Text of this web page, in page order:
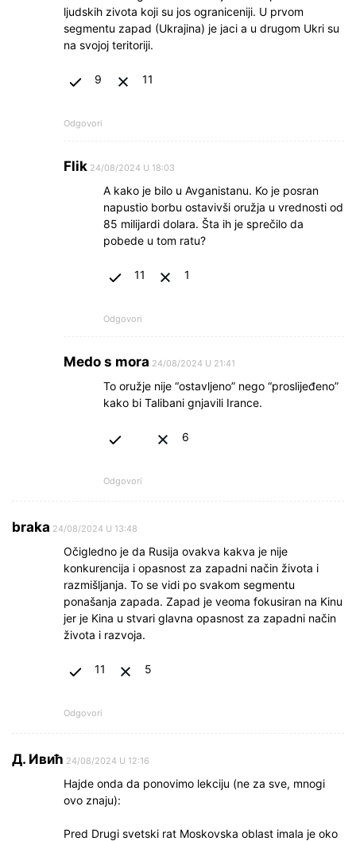
ljudskih zivota koji su jos ograniceniji. U prvom
segmentu zapad (Ukrajina) je jaci a u drugom Ukri su
na svojoj teritoriji.
9 11
Odgovori
Flik 24/08/2024 U 18:03
A kako je bilo u Avganistanu. Ko je posran
napustio borbu ostavivši oružja u vrednosti od
85 milijardi dolara. Šta ih je sprečilo da
pobede u tom ratu?
11 1
Odgovori
Medo s mora 24/08/2024 U 21:41
To oružje nije “ostavljeno” nego “proslijeđeno”
kako bi Talibani gnjavili Irance.
6
Odgovori
braka 24/08/2024 U 13:48
Očigledno je da Rusija ovakva kakva je nije
konkurencija i opasnost za zapadni način života i
razmišljanja. To se vidi po svakom segmentu
ponašanja zapada. Zapad je veoma fokusiran na Kinu
jer je Kina u stvari glavna opasnost za zapadni način
života i razvoja.
11 5
Odgovori
Д. Ивић 24/08/2024 U 12:16
Hajde onda da ponovimo lekciju (ne za sve, mnogi
ovo znaju):
Pred Drugi svetski rat Moskovska oblast imala je oko